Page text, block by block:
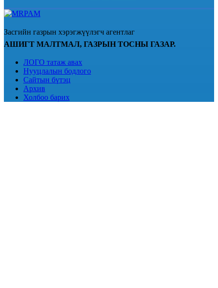
Засгийн газрын хэрэгжүүлэгч агентлаг
АШИГТ МАЛТМАЛ, ГАЗРЫН ТОСНЫ ГАЗАР.
ЛОГО татаж авах
Нууцлалын бодлого
Сайтын бүтэц
Архив
Холбоо барих